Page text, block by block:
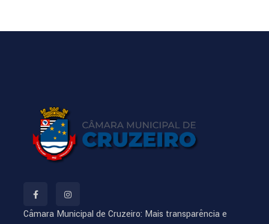
Câmara Municipal de Cruzeiro: Mais transparência e